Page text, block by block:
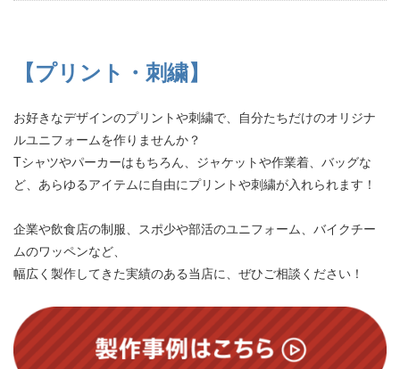
【プリント・刺繍】
お好きなデザインのプリントや刺繍で、自分たちだけのオリジナ
ルユニフォームを作りませんか？
Tシャツやパーカーはもちろん、ジャケットや作業着、バッグな
ど、あらゆるアイテムに自由にプリントや刺繍が入れられます！
企業や飲食店の制服、スポ少や部活のユニフォーム、バイクチー
ムのワッペンなど、
幅広く製作してきた実績のある当店に、ぜひご相談ください！